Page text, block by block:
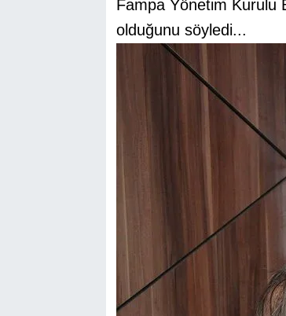
Fampa Yönetim Kurulu
olduğunu söyledi...